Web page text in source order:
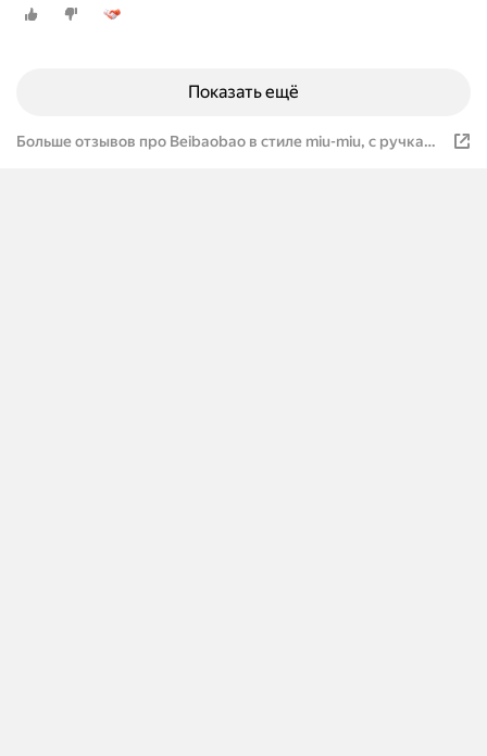
Показать ещё
Больше отзывов про Beibaobao в стиле miu-miu, с ручками